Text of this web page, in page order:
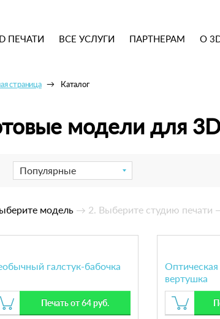
ПЕЧАТИ ВСЕ УСЛУГИ ПАРТНЕРАМ О
страница Каталог
модели для
Популярные
модель → 2. Выберите студию печати
галстук-бабочка
Печать от 64 руб.
вертушка